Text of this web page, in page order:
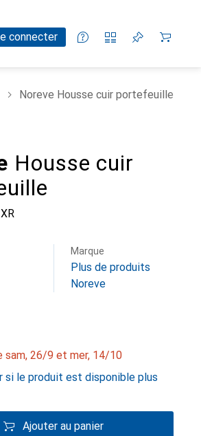
connecter
Noreve Housse cuir portefeuille
Housse cuir
Marque
Plus de produits
Noreve
sam, 26/9 et mer, 14/10
si le produit est disponible plus
Ajouter au panier